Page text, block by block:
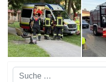
Suchen